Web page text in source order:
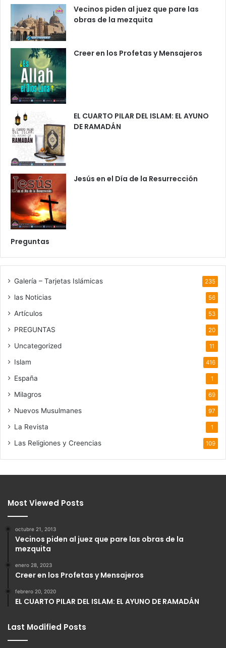
Vecinos piden al juez que pare las
obras de la mezquita
Creer en los Profetas y Mensajeros
EL CUARTO PILAR DEL ISLAM: EL AYUNO
DE RAMADÁN
Jesús en el Día de la Resurrección
Preguntas
Galería – Tarjetas Islámicas 235
las Noticias 56
Artículos 53
PREGUNTAS 20
Uncategorized 11
Islam 416
España 1
Milagros 69
Nuevos Musulmanes 97
La Revista 1
Las Religiones y Creencias 109
Most Viewed Posts
octubre 21, 2013
Vecinos piden al juez que pare las obras de la
mezquita
enero 28, 2023
Creer en los Profetas y Mensajeros
febrero 20, 2020
EL CUARTO PILAR DEL ISLAM: EL AYUNO DE RAMADÁN
Last Modified Posts